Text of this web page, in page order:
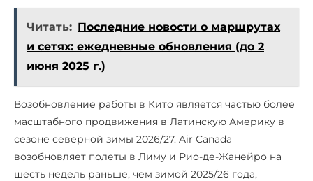
Читать: Последние новости о маршрутах
и сетях: ежедневные обновления (до 2
июня 2025 г.)
Возобновление работы в Кито является частью более
масштабного продвижения в Латинскую Америку в
сезоне северной зимы 2026/27. Air Canada
возобновляет полеты в Лиму и Рио-де-Жанейро на
шесть недель раньше, чем зимой 2025/26 года,